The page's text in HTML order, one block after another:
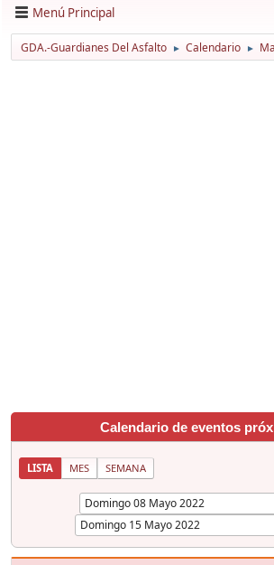
Menú Principal
GDA.-Guardianes Del Asfalto ► Calendario ►
Calendario de eventos
LISTA MES SEMANA